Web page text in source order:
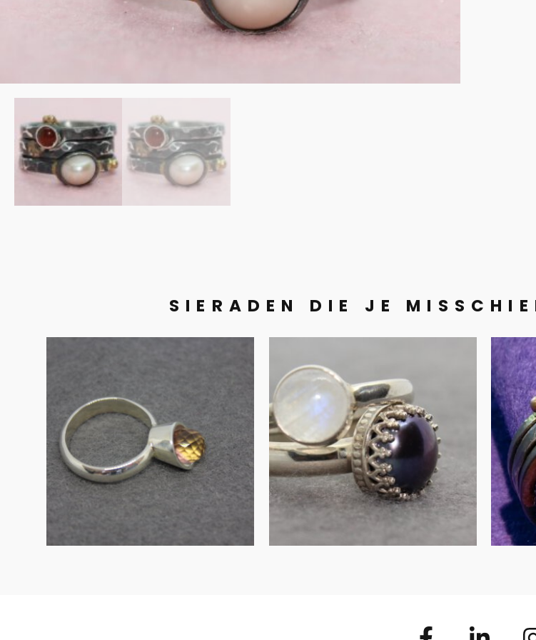
SIERADEN DIE JE
Zilveren kelk-ring
met ametrien
€135.00
MEER INFORMATIE
Maansteen en
parel in zilver
€155.00
MEER INFORMATIE